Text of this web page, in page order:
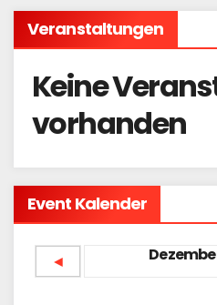
Veranstaltungen
Keine
vorhanden
Event Kalender
◄